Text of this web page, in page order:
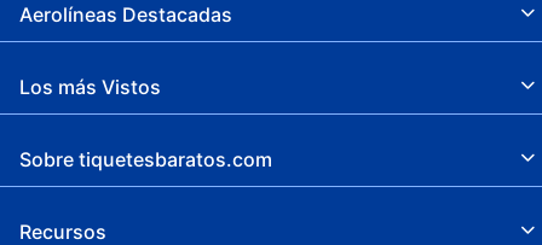
Aerolíneas Destacadas
Los más Vistos
Sobre tiquetesbaratos.com
Recursos